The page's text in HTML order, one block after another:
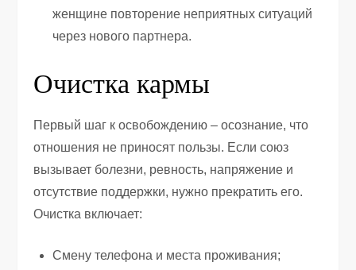
женщине повторение неприятных ситуаций
через нового партнера.
Очистка кармы
Первый шаг к освобождению – осознание, что
отношения не приносят пользы. Если союз
вызывает болезни, ревность, напряжение и
отсутствие поддержки, нужно прекратить его.
Очистка включает:
Смену телефона и места проживания;